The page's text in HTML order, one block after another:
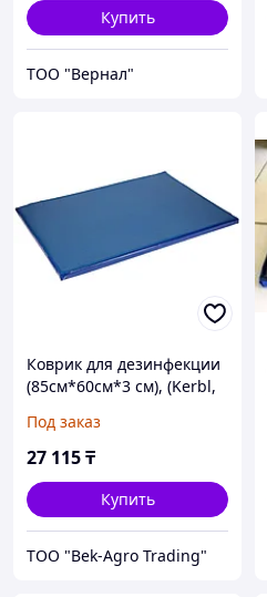
Купить
ТОО "Вернал"
Коврик для дезинфекции
(85см*60см*3 см), (Kerbl,
Под заказ
27 115₸
Купить
ТОО "Bek-Agro Trading"